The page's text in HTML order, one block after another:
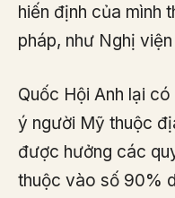
hiến định của mình
pháp, như Nghị
Quốc Hội Anh lại
ý người Mỹ thuộc
được hưởng các
thuộc vào số 90%